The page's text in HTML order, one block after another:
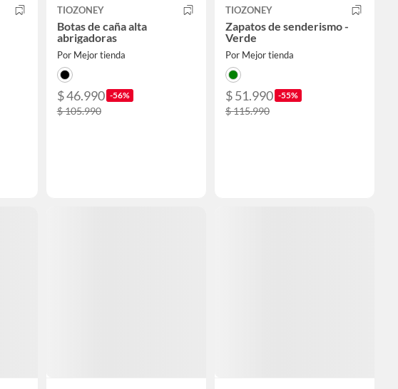
TIOZONEY
Botas de caña alta
abrigadoras
Por Mejor tienda
$ 46.990 -56%
$ 105.990
TIOZONEY
Zapatos de senderismo -
Verde
Por Mejor tienda
$ 51.990 -55%
$ 115.990